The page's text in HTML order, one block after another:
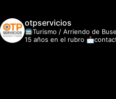
otpservicios
🚍Turismo / Arriendo de
15 años en el rubro